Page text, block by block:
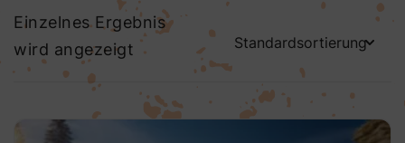
Einzelnes Ergebnis
wird angezeigt